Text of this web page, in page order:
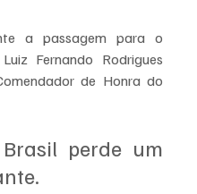
a passagem para o
Fernando Rodrigues
de Honra do
perde um